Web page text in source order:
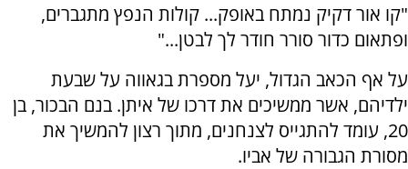
"קו אור דקיק נמתח באופק... קולות הנפץ מתגברים,
ופתאום כדור סורר חודר לך לבטן..."
על אף הכאב הגדול, יעל מספרת בגאווה על שבעת
ילדיהם, אשר ממשיכים את דרכו של איתן. בנם הבכור, בן
20, עומד להתגייס לצנחנים, מתוך רצון להמשיך את
מסורת הגבורה של אביו.